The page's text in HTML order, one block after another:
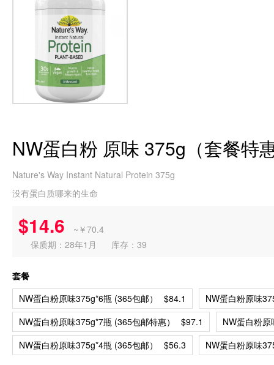
NW蛋白粉 原味 375g（套餐特
Nature's Way Instant Natural Protein 375g
没有蛋白质哪来的生命
$14.6
~￥70.4
保质期：28年1月
库存：39
套餐
NW蛋白粉原味375g*6瓶 (365包邮）
$84.1
NW蛋白粉原味
NW蛋白粉原味375g*7瓶 (365包邮特惠）
$97.1
NW蛋白粉
NW蛋白粉原味375g*4瓶 (365包邮）
$56.3 NW蛋白粉原味